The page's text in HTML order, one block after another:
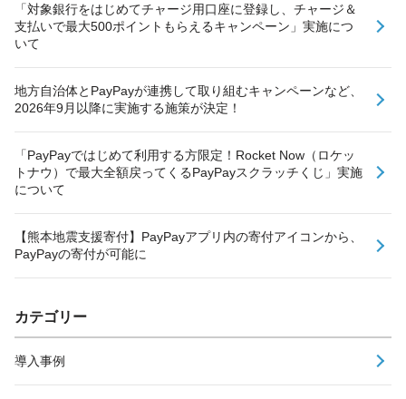
「対象銀行をはじめてチャージ用口座に登録し、チャージ＆
支払いで最大500ポイントもらえるキャンペーン」実施につ
いて
地方自治体とPayPayが連携して取り組むキャンペーンなど、
2026年9月以降に実施する施策が決定！
「PayPayではじめて利用する方限定！Rocket Now（ロケッ
トナウ）で最大全額戻ってくるPayPayスクラッチくじ」実施
について
【熊本地震支援寄付】PayPayアプリ内の寄付アイコンから、
PayPayの寄付が可能に
カテゴリー
導入事例